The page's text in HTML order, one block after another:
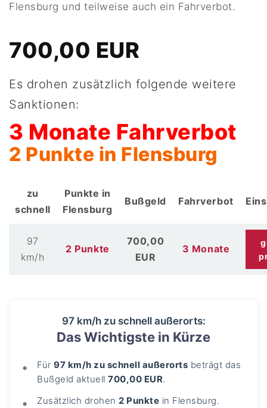
Flensburg und teilweise auch ein Fahrverbot.
700,00 EUR
Es drohen zusätzlich folgende weitere
Sanktionen:
3 Monate Fahrverbot
2 Punkte in Flensburg
zu
schnell
Punkte in
Flensburg
Bußgeld Fahrverbot
97
km/h
2 Punkte
700,00
EUR
3 Monate
97 km/h zu schnell außerorts:
Das Wichtigste in Kürze
Für97 km/h zu schnell außerorts beträgt das
Bußgeld aktuell700,00 EUR.
Zusätzlich drohen2 Punkte in Flensburg.